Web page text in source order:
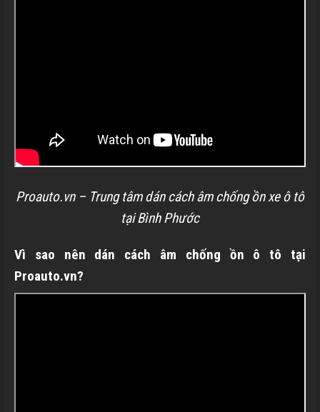
Proauto.vn – Trung tâm dán cách âm chống ồn xe ô tô
tại Bình Phước
Vì sao nên dán cách âm chống ồn ô tô tại
Proauto.vn?